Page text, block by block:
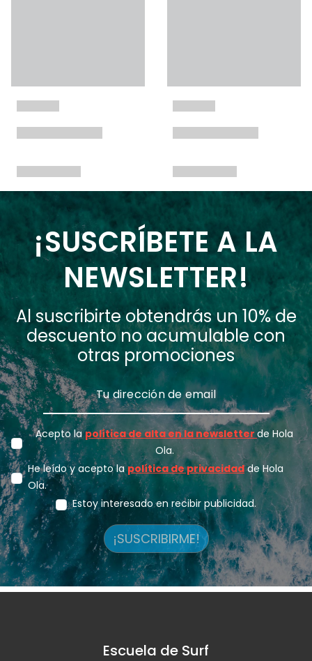
¡SUSCRÍBETE A LA
NEWSLETTER!
Al suscribirte obtendrás un 10% de
descuento no acumulable con
otras promociones
Acepto lapolítica de alta en la newsletter de Hola
Ola.
He leído y acepto lapolítica de privacidadde Hola
Ola.
Estoy interesado en recibir publicidad.
¡SUSCRIBIRME!
Escuela de Surf